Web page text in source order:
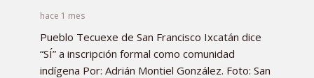
hace 1 mes
Pueblo Tecuexe de San Francisco Ixcatán dice
“SÍ” a inscripción formal como comunidad
indígena Por: Adrián Montiel González. Foto: San